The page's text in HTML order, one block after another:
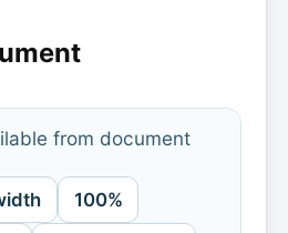
from document
100%